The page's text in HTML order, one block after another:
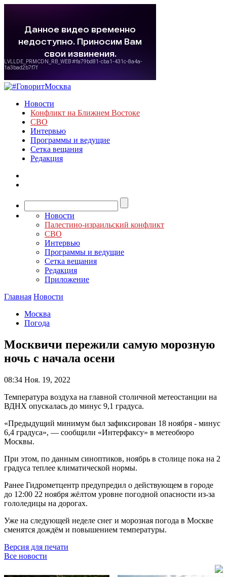
Новости
Конфликт на Ближнем Востоке
СВО
Интервью
Программы и ведущие
Сетка вещания
Редакция
Новости
Палестино-израильский конфликт
СВО
Интервью
Программы и ведущие
Сетка вещания
Редакция
Приложение
Главная Новости
Москва
Погода
Москвичи пережили самую морозную
ночь с начала осени
08:34 Ноя. 19, 2022
Температура воздуха на главной столичной метеостанции на
ВДНХ опускалась до минус 9,1 градуса.
«Предыдущий минимум был зафиксирован 18 ноября - минус
6,4 градуса», — сообщили «Интерфаксу» в метеобюро
Москвы.
При этом, по данным синоптиков, ноябрь в столице пока на 2
градуса теплее климатической нормы.
Ранее Гидрометцентр предупредил о действующем в городе
до 12:00 22 ноября жёлтом уровне погодной опасности из-за
гололедицы на дорогах.
Уже на следующей неделе снег и морозная погода в Москве
сменятся дождём и повышением температуры.
Версия для печати
Все новости